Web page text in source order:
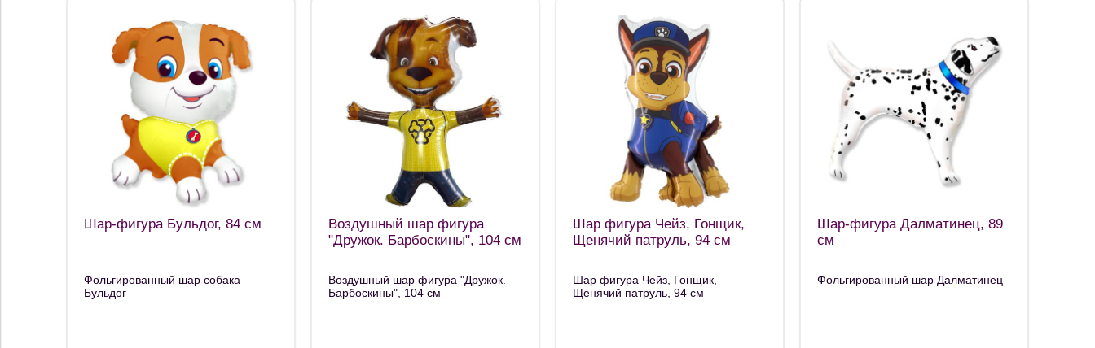
Шар-фигура Бульдог, 84 см
Фольгированный шар собака
Бульдог
Воздушный шар фигура
"Дружок. Барбоскины", 104 см
Воздушный шар фигура "Дружок.
Барбоскины", 104 см
Шар фигура Чейз, Гонщик,
Щенячий патруль, 94 см
Шар фигура Чейз, Гонщик,
Щенячий патруль, 94 см
Шар-фигура Далматинец, 89
см
Фольгированный шар Далматинец